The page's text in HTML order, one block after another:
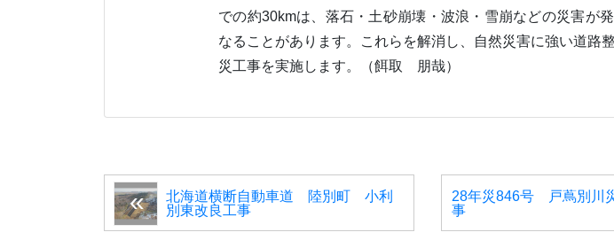
での約30kmは、落石・土砂崩壊・波浪・雪崩などの災害が
なることがあります。これらを解消し、自然災害に強い道路
災工事を実施します。（餌取 朋哉）
北海道横断自動車道 陸別町 小利
別東改良工事
28年災846号 戸蔦別川
事